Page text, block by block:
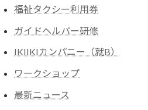
福祉タクシー利用券
ガイドヘルパー研修
IKIIKIカンパニー（就B）
ワークショップ
最新ニュース